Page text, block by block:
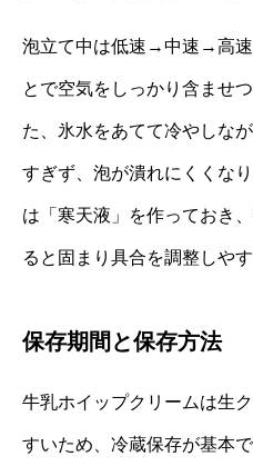
泡立て中は低速→中速→高速
とで空気をしっかり含ませ
た、氷水をあてて冷やしな
すぎず、泡が潰れにくくな
は「寒天液」を作っておき
ると固まり具合を調整しやす
保存期間と保存方法
牛乳ホイップクリームは生
すいため、冷蔵保存が基本